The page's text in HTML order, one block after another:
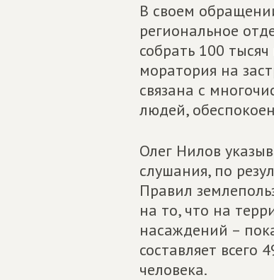
В своем
региональное
собрать 100
моратория на
связана с
людей,
Олег Нилов
слушания, по
Правил
на то, что на
насаждений –
составляет всего
человека.